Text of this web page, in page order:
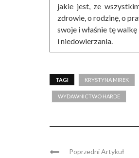
jakie jest, ze
zdrowie, o rodzinę, o
swoje i właśnie tę
i niedowierzania.
TAGI KRYSTYNA MIREK
WYDAWNICTWO HARDE
Poprzedni Artykuł